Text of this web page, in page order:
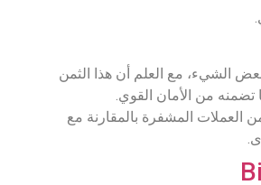
الشيء، مع العلم أن هذا الثمن
تضمنه من الأمان القوي.
العملات المشفرة بالمقارنة مع